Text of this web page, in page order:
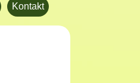
Kontakt